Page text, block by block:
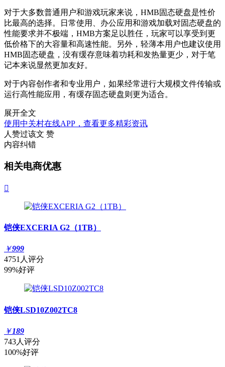
对于大多数普通用户和游戏玩家来说，HMB固态硬盘是性价
比最高的选择。日常使用、办公应用和游戏加载对固态硬盘的
性能要求并不极端，HMB方案足以胜任，玩家可以享受到更
低价格下的大容量和高速性能。另外，轻薄本用户也建议使用
HMB固态硬盘，没有缓存意味着功耗和发热量更少，对于笔
记本来说显然更加友好。
对于内容创作者和专业用户，如果经常进行大规模文件传输或
运行高性能应用，有缓存固态硬盘则更为适合。
展开全文
使用中关村在线APP，查看更多精彩资讯
人赞过该文 赞
内容纠错
相关电商优惠

铠侠EXCERIA G2（1TB）
￥999
4751人评分
99%好评
铠侠LSD10Z002TC8
￥189
743人评分
100%好评